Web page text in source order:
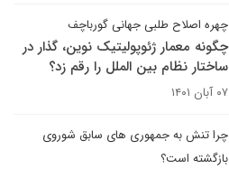
چهره اصلاح طلبی جهانی گورباچف
چگونه معمار ژئوپولیتیک نوین‌، گذار در
ساختار نظام بین الملل را رقم زد؟
۰۷ آبان ۱۴۰۱
چرا تنش به جمهوری های سابق شوروی
بازگشته است؟